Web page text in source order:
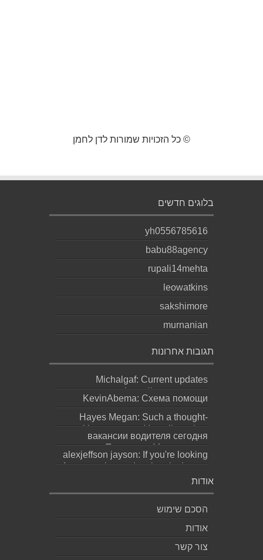
© כל הזכויות שמורות לדן לחמן
בלוגים חדשים
yh0556785616
babu88agency
rupali14mehta
leowatkins
sakshimore
murnanian
תגובות אחרונות
Michalgaf: Current updates
https://sapreqot.com...
KevinAbema: Схема помощи
зависит от состояния, стажа
употребления, проти...
Hayes Megan: Such a thought-
provoking statement! It really makes
you ques...
вакансии водителя сегодня
москва: Переезд в Москву ради
работы не должен превращаться
alexjeffson jayson: If you're looking
for a genuine and authentic degree
(bachel...
אודות
הסכם שימוש
אודות
צור קשר